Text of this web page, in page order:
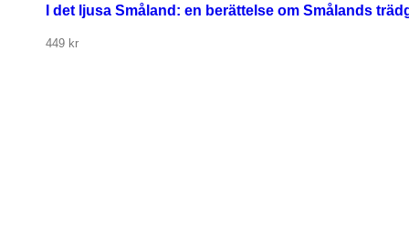
I det ljusa Småland: en berättelse om Smålands
449 kr